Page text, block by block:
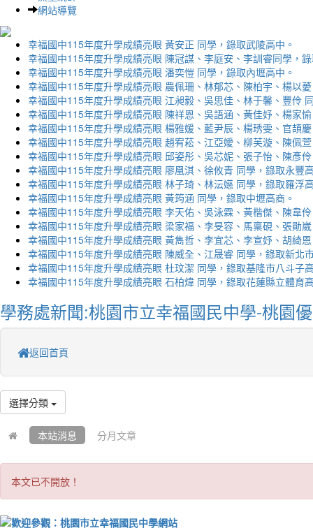
網站導覽
幸福國中115年度升學成績亮眼 黃安正 同學，錄取武陵高中。
幸福國中115年度升學成績亮眼 陳冠謀、李庭安、李訓睿同學，
幸福國中115年度升學成績亮眼 潘奕愷 同學，錄取內壢高中。
幸福國中115年度升學成績亮眼 農佩珊、林郁芯、陳柏宇、楊以
幸福國中115年度升學成績亮眼 江昶毅、吳思佳、林于馨、豐伶
幸福國中115年度升學成績亮眼 陳祥恩、吳語涵、黃佳妤、楊家
幸福國中115年度升學成績亮眼 楊雅媛、藍尹辰、楊琇雯、官頡
幸福國中115年度升學成績亮眼 趙宥菘、江亞嬡、柳芙漩、陳佩
幸福國中115年度升學成績亮眼 邱姿彤、吳芯妮、張子怡、陳彥
幸福國中115年度升學成績亮眼 廖凰淇、徐攸青 同學，錄取永豐
幸福國中115年度升學成績亮眼 林子琦、林沄嬨 同學，錄取羅浮
幸福國中115年度升學成績亮眼 黃筠涵 同學，錄取中壢高商。
幸福國中115年度升學成績亮眼 李天佑、吳泳霖、黃楷傑、陳韋
幸福國中115年度升學成績亮眼 梁家福、李旻容、馬稟硯、張勛
幸福國中115年度升學成績亮眼 黃雋哲、李宜芯、李宣妤、胡綺
幸福國中115年度升學成績亮眼 陳威全、江晟睿 同學，錄取新北
幸福國中115年度升學成績亮眼 杜玟潔 同學，錄取基隆市八斗子
幸福國中115年度升學成績亮眼 石柏煒 同學，錄取花蓮縣立體育
學務處新聞:桃園市立幸福國民中學-桃園
返回首頁
選擇分類
本站消息 分月文章
本文已不開放！